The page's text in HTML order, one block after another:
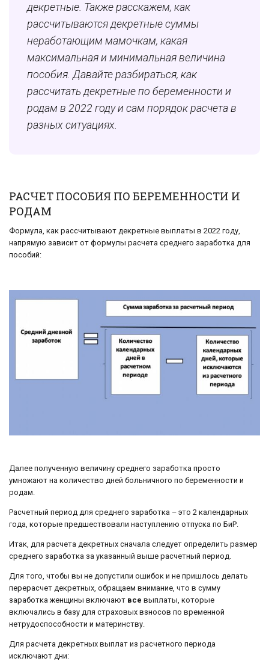
декретные. Также расскажем, как
рассчитываются декретные суммы
неработающим мамочкам, какая
максимальная и минимальная величина
пособия. Давайте разбираться, как
рассчитатьдекретные по беременности и
родам в 2022 году и сам порядок расчета в
разных ситуациях.
РАСЧЕТ ПОСОБИЯ ПО БЕРЕМЕННОСТИ И
РОДАМ
Формула, как рассчитывают декретные выплаты в 2022 году,
напрямую зависит от формулы расчета среднего заработка для
пособий:
Далее полученную величину среднего заработка просто
умножают на количество дней больничного по беременности и
родам.
Расчетный период для среднего заработка – это 2 календарных
года, которые предшествовали наступлению отпуска по БиР.
Итак, для расчета декретных сначала следует определить размер
среднего заработка за указанный выше расчетный период.
Для того, чтобы вы не допустили ошибок и не пришлось делать
перерасчет декретных, обращаем внимание, что в сумму
заработка женщины включают все выплаты, которые
включались в базу для страховых взносов по временной
нетрудоспособности и материнству.
Для расчета декретных выплат из расчетного периода
исключают дни: